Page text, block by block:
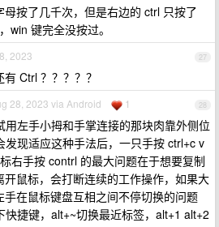
按了几千次，但是右边的 ctrl 只按了
win 键完全没按过。
27
2023
Ctrl ？？？？？
28
28, 2023 via Android 1
用左手小拇和手掌连接的那块肉靠外侧位
发现适应这种手法后，一只手按 ctrl+c v
右手按 contrl 的最大问题在于想要复制
鼠标，会打断连续的工作操作，如果大
在鼠标键盘互相之间不停切换的问题
快捷键，alt+~切换最近标签，alt+1 alt+2